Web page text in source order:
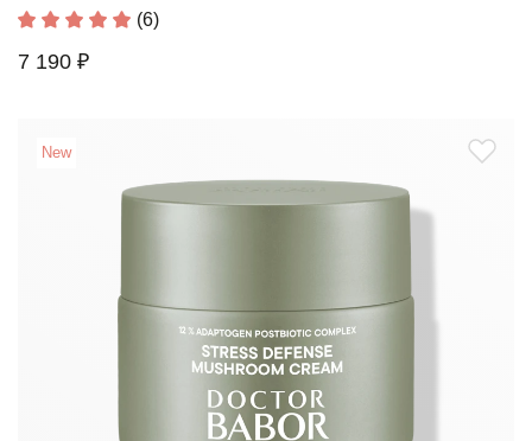
(6)
7 190 ₽
New